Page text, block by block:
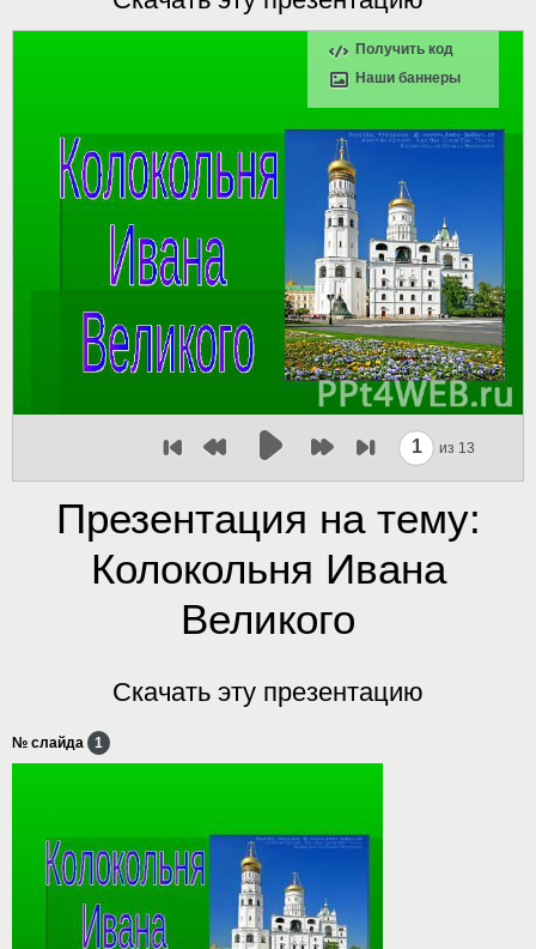
Получить код
Наши баннеры
1 из 13
Презентация на тему:
Колокольня Ивана
Великого
Скачать эту презентацию
№ слайда 1